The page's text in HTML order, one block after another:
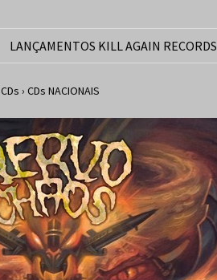
LANÇAMENTOS KILL AGAIN RECORDS
CDs › CDs NACIONAIS